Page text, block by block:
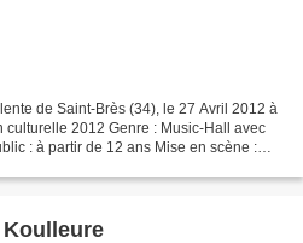
de Saint-Brès (34), le 27 Avril 2012 à
2012 Genre : Music-Hall avec
: à partir de 12 ans Mise en scène :